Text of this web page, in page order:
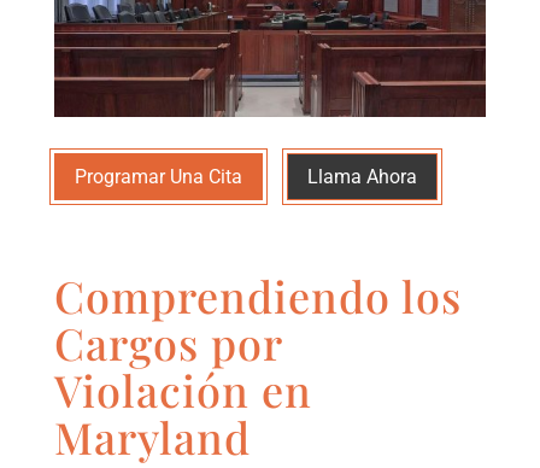
Programar Una Cita Llama Ahora
Comprendiendo los
Cargos por
Violación en
Maryland